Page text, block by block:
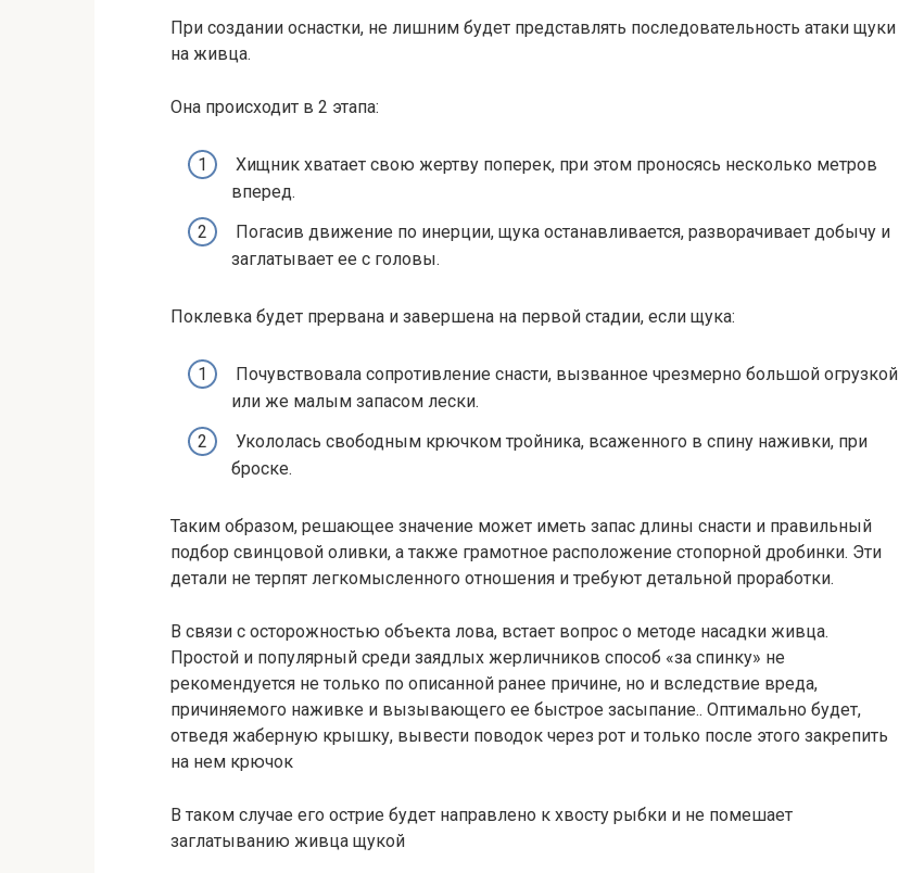
При создании оснастки, не лишним будет представлять последовательность атаки щуки
на живца.
Она происходит в 2 этапа:
Хищник хватает свою жертву поперек, при этом проносясь несколько метров
вперед.
Погасив движение по инерции, щука останавливается, разворачивает добычу и
заглатывает ее с головы.
Поклевка будет прервана и завершена на первой стадии, если щука:
Почувствовала сопротивление снасти, вызванное чрезмерно большой огрузкой
или же малым запасом лески.
Укололась свободным крючком тройника, всаженного в спину наживки, при
броске.
Таким образом, решающее значение может иметь запас длины снасти и правильный
подбор свинцовой оливки, а также грамотное расположение стопорной дробинки. Эти
детали не терпят легкомысленного отношения и требуют детальной проработки.
В связи с осторожностью объекта лова, встает вопрос о методе насадки живца.
Простой и популярный среди заядлых жерличников способ «за спинку» не
рекомендуется не только по описанной ранее причине, но и вследствие вреда,
причиняемого наживке и вызывающего ее быстрое засыпание.. Оптимально будет,
отведя жаберную крышку, вывести поводок через рот и только после этого закрепить
на нем крючок
В таком случае его острие будет направлено к хвосту рыбки и не помешает
заглатыванию живца щукой